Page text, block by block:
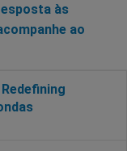
às
ao